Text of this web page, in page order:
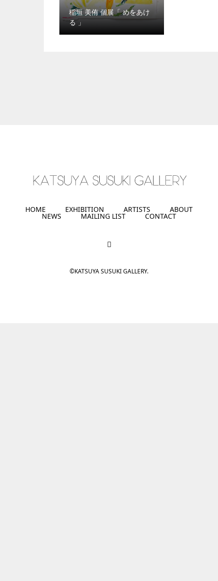
稲垣 美侑 個展「 めをあけ
る 」
HOME EXHIBITION ARTISTS ABOUT
NEWS MAILING LIST CONTACT
©KATSUYA SUSUKI GALLERY.